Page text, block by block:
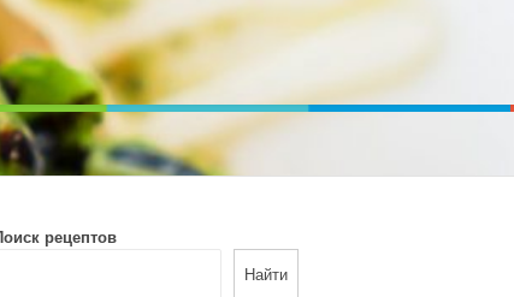
ДИЕТИЧЕСКОЕ ПИТАНИЕ
рецептов
Найти